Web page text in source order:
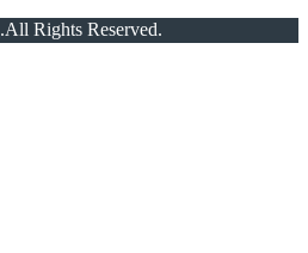
.All Rights Reserved.